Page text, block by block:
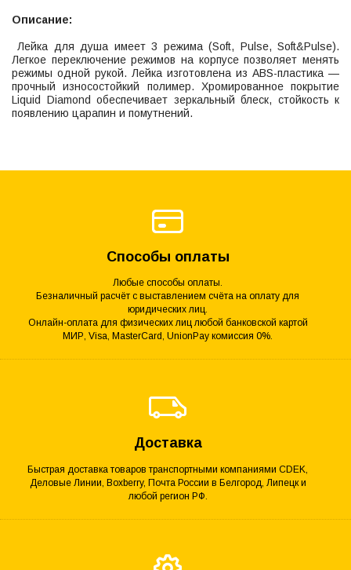
Описание:
Лейка для душа имеет 3 режима (Soft, Pulse, Soft&Pulse).
Легкое переключение режимов на корпусе позволяет менять
режимы одной рукой. Лейка изготовлена из ABS-пластика —
прочный износостойкий полимер. Хромированное покрытие
Liquid Diamond обеспечивает зеркальный блеск, стойкость к
появлению царапин и помутнений.
Способы оплаты
Любые способы оплаты.
Безналичный расчёт с выставлением счёта на оплату для
юридических лиц.
Онлайн-оплата для физических лиц любой банковской картой
МИР, Visa, MasterCard, UnionPay комиссия 0%.
Доставка
Быстрая доставка товаров транспортными компаниями CDEK,
Деловые Линии, Boxberry, Почта России в Белгород, Липецк и
любой регион РФ.